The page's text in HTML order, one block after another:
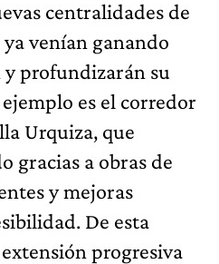
centralidades de
venían ganando
profundizarán su
es el corredor
Urquiza, que
gracias a obras de
y mejoras
De esta
progresiva